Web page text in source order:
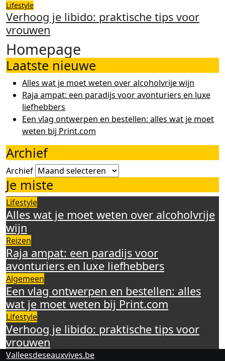
Lifestyle
Verhoog je libido: praktische tips voor
vrouwen
Homepage
Laatste nieuwe
Alles wat je moet weten over alcoholvrije wijn
Raja ampat: een paradijs voor avonturiers en luxe
liefhebbers
Een vlag ontwerpen en bestellen: alles wat je moet
weten bij Print.com
Archief
Archief
Je miste
Lifestyle
Alles wat je moet weten over alcoholvrije
wijn
Reizen
Raja ampat: een paradijs voor
avonturiers en luxe liefhebbers
Algemeen
Een vlag ontwerpen en bestellen: alles
wat je moet weten bij Print.com
Lifestyle
Verhoog je libido: praktische tips voor
vrouwen
Valleesdeseauxvives.be